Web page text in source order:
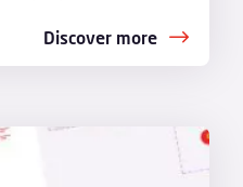
Discover more